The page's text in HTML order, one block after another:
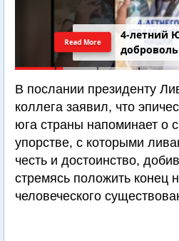
4-летний
Read More
В послании президенту
коллега заявил, что
юга страны напоминает о
упорстве, с которыми
честь и достоинство,
стремясь положить конец
человеческого